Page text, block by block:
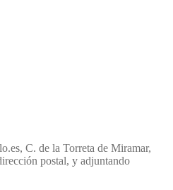
C. de la Torreta de Miramar,
postal, y adjuntando